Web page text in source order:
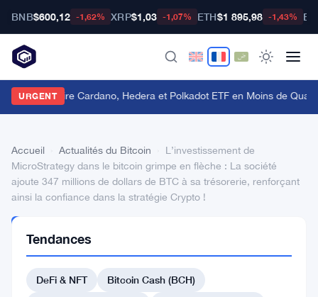
BNB$600,12 -1,62% XRP$1,03 -1,07% ETH$1 895,98 -1,43%
URGENTRetire Cardano, Hedera et Polkadot ETF en Moins de
Accueil Actualités du Bitcoin
L’investissement de
MicroStrategy dans le bitcoin grimpe en flèche : La société
ajoute 347 millions de dollars de BTC à sa trésorerie, renforçant
ainsi la confiance dans la stratégie Crypto !
DU BITCOIN
Tendances
DeFi & NFT
Bitcoin Cash (BCH)